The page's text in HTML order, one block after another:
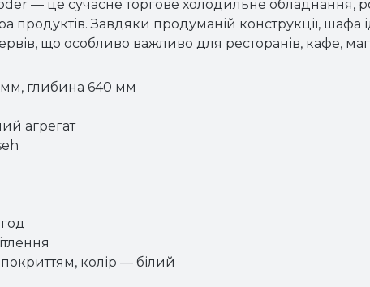
— це сучасне торгове холодильне обладнання,
Завдяки продуманій конструкції, шафа
що особливо важливо для ресторанів, кафе,
глибина 640 мм
агрегат
колір — білий